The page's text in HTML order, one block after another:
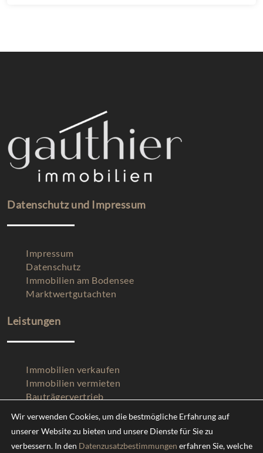
Datenschutz und Impressum
Impressum
Datenschutz
Immobilien am Bodensee
Marktwertgutachten
Leistungen
Immobilien verkaufen
Immobilien vermieten
Bauträgervertrieb
Immobilien Nordzypern
Wir verwenden Cookies, um die bestmögliche Erfahrung auf
unserer Website zu bieten und unsere Dienste für Sie zu
verbessern. In den Datenzusatzbestimmungen erfahren Sie, welche